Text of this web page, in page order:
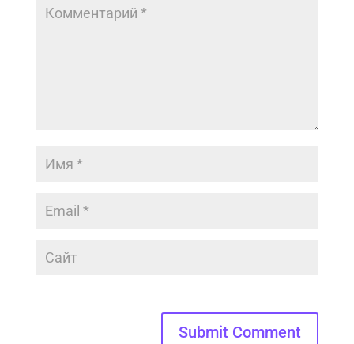
Submit Comment